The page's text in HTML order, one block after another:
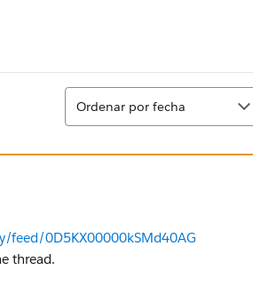
Ordenar
Ordenar por fecha
feed/0D5KX00000kSMd40AG
thread.